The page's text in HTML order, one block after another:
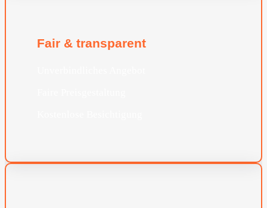
Fair & transparent